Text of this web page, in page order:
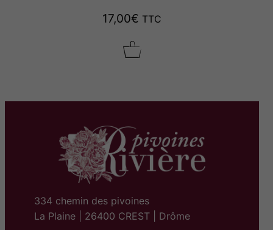
17,00€ TTC
334 chemin des pivoines
La Plaine | 26400 CREST | Drôme